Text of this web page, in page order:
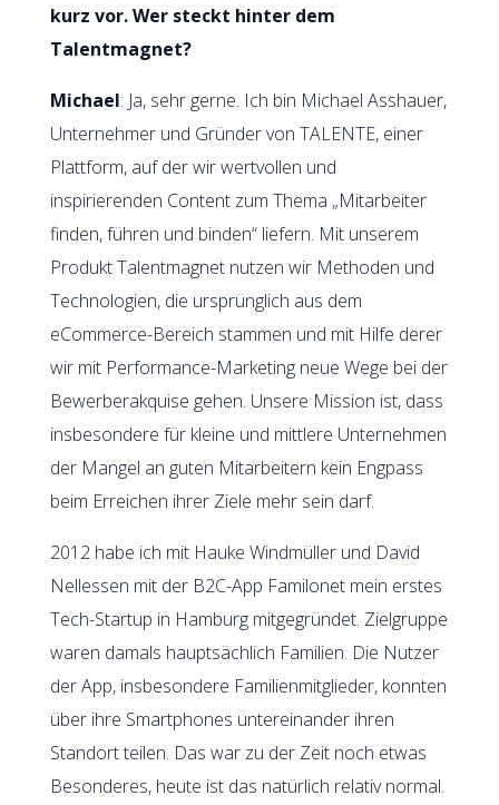
kurz vor. Wer steckt hinter dem
Talentmagnet?
Michael: Ja, sehr gerne. Ich bin Michael Asshauer,
Unternehmer und Gründer von TALENTE, einer
Plattform, auf der wir wertvollen und
inspirierenden Content zum Thema „Mitarbeiter
finden, führen und binden“ liefern. Mit unserem
Produkt Talentmagnet nutzen wir Methoden und
Technologien, die ursprünglich aus dem
eCommerce-Bereich stammen und mit Hilfe derer
wir mit Performance-Marketing neue Wege bei der
Bewerberakquise gehen. Unsere Mission ist, dass
insbesondere für kleine und mittlere Unternehmen
der Mangel an guten Mitarbeitern kein Engpass
beim Erreichen ihrer Ziele mehr sein darf.
2012 habe ich mit Hauke Windmüller und David
Nellessen mit der B2C-App Familonet mein erstes
Tech-Startup in Hamburg mitgegründet. Zielgruppe
waren damals hauptsächlich Familien. Die Nutzer
der App, insbesondere Familienmitglieder, konnten
über ihre Smartphones untereinander ihren
Standort teilen. Das war zu der Zeit noch etwas
Besonderes, heute ist das natürlich relativ normal.